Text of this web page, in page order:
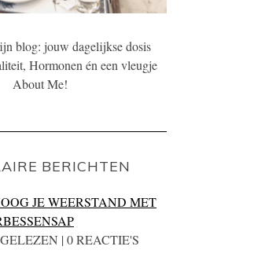
blog: jouw dagelijkse dosis
Hormonen én een vleugje
About Me!
BERICHTEN
JE WEERSTAND MET
| 0 REACTIE'S